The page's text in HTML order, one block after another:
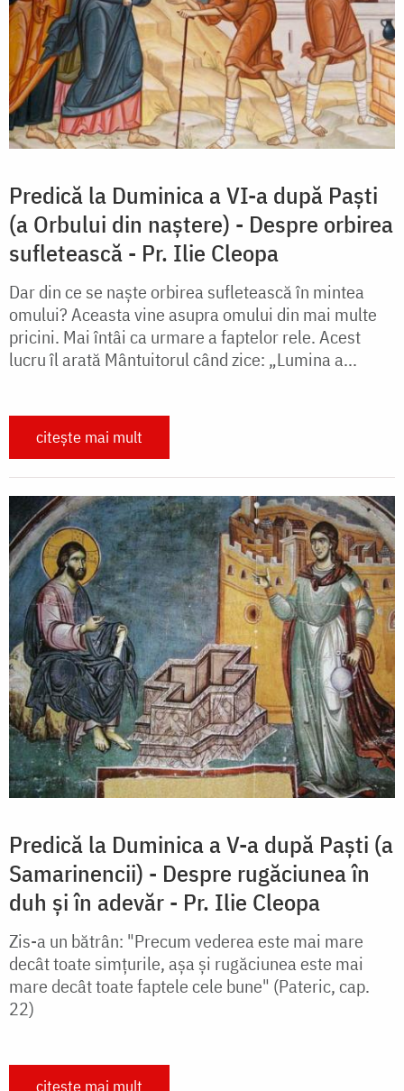
Predică la Duminica a VI-a după Paşti
(a Orbului din naştere) - Despre orbirea
sufletească - Pr. Ilie Cleopa
Dar din ce se naște orbirea sufletească în mintea
omului? Aceasta vine asupra omului din mai multe
pricini. Mai întâi ca urmare a faptelor rele. Acest
lucru îl arată Mântuitorul când zice: „Lumina a...
citește mai mult
Predică la Duminica a V-a după Paşti (a
Samarinencii) - Despre rugăciunea în
duh și în adevăr - Pr. Ilie Cleopa
Zis-a un bătrân: "Precum vederea este mai mare
decât toate simțurile, așa și rugăciunea este mai
mare decât toate faptele cele bune" (Pateric, cap.
22)
citește mai mult